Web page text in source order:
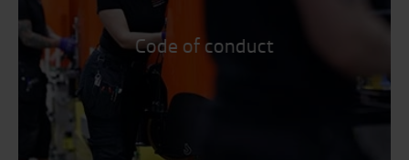
Code of conduct